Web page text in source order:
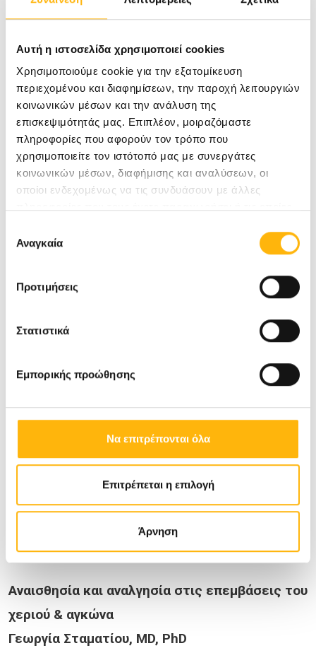
Αυτή η ιστοσελίδα χρησιμοποιεί cookies
Χρησιμοποιούμε cookie για την εξατομίκευση
περιεχομένου και διαφημίσεων, την παροχή λειτουργιών
κοινωνικών μέσων και την ανάλυση της
επισκεψιμότητάς μας. Επιπλέον, μοιραζόμαστε
πληροφορίες που αφορούν τον τρόπο που
χρησιμοποιείτε τον ιστότοπό μας με συνεργάτες
κοινωνικών μέσων, διαφήμισης και αναλύσεων, οι
οποίοι ενδεχομένως να τις συνδυάσουν με άλλες
των υπηρεσιών τους.
συγκατάθεσης
Αναγκαία
Προτιμήσεις
Στατιστικά
Εμπορικής προώθησης
Να επιτρέπονται όλα
Επιτρέπεται η επιλογή
Άρνηση
Κωνσταντίνος Αλεξίου, MD
Ορθοπαιδικός Χειρουργός
Συνεργάτης ΙΑΣΩ Θεσσαλίας
Πίεση ωλενίου νεύρου στον αγκώνα
Νικόλαος Καραμανής, MD
Η θέση του νευρολόγου στα σύνδρομα πίεσης
Κωνσταντίνος Αγγελάκης, MD, PhD
Συνεργάτης ΙΑΣΩ Θεσσαλίας
Αρθρίτιδα στο χέρι
Ζωή Νταϊλιάνα, MD, PhD
Καθηγήτρια Ορθοπαιδικής Πανεπιστημίου
Υπεύθυνη Μονάδας Χειρουργικής Χεριού-Άνω
Άκρου και Μικροχειρουργικής ΙΑΣΩ Θεσσαλίας
Αναισθησία και αναλγησία στις επεμβάσεις του
χεριού & αγκώνα
Γεωργία Σταματίου, MD, PhD